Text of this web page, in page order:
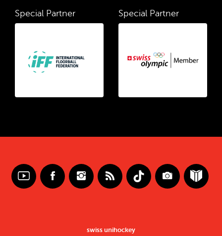
Special Partner Special Partner
swiss unihockey